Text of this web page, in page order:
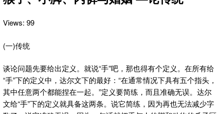
于
Views: 99
(一)传统
谈论问题先要给出定义。就说“手”吧，那也得有个定义。在所有给
“手”下的定义中，达尔文下的最好：“在通常情况下具有五个指头，
其中任意两个都能捏在一起。”定义要简练，而且准确无误。达尔
文给“手”下的定义就具备这两条。说它简练，因为再也无法减少字